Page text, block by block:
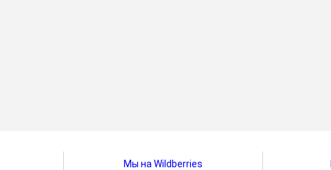
Мы на Wildberries